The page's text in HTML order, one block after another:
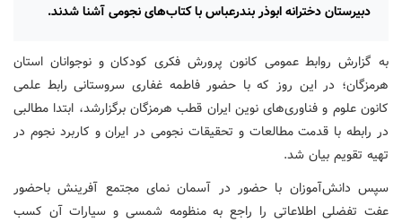
دبیرستان دخترانه ابوذر بندرعباس با کتاب‌های نجومی آشنا شدند.
به گزارش روابط عمومی کانون پرورش فکری کودکان و نوجوانان استان
هرمزگان؛ در این روز که با حضور فاطمه غفاری سروستانی رابط علمی
کانون علوم و فناوری‌های نوین ایران قطب هرمزگان برگزارشد، ابتدا مطالبی
در رابطه با قدمت مطالعات و تحقیقات نجومی در ایران و کاربرد نجوم در
تهیه تقویم بیان شد.
سپس دانش‌آموزان با حضور در آسمان نمای مجتمع آفرینش باحضور
عفت تفضلی اطلاعاتی را راجع به منظومه شمسی و سیارات آن کسب